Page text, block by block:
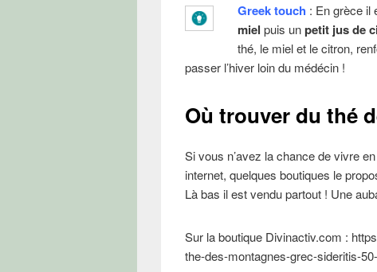
Greek touch : En grèce il
miel puis unpetit jus de
thé, le miel et le citron,
passer l’hiver loin du médécin !
Où trouver du thé
Si vous n’avez la chance de vivre
internet, quelques boutiques le
Là bas il est vendu partout ! Une
Sur la boutique Divinactiv.com :
the-des-montagnes-grec-sideritis-